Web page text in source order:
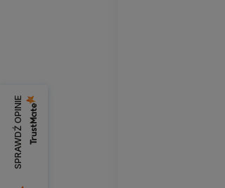
SPRAWDŹ OPINIE